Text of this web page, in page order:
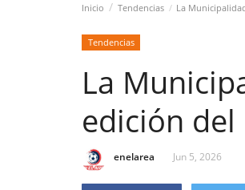
Inicio Tendencias La
Tendencias
La
edición del
enelarea Jun 5, 2026